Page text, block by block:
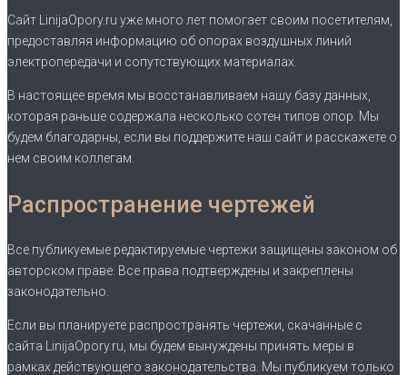
Сайт LinijaOpory.ru уже много лет помогает своим посетителям,
предоставляя информацию об опорах воздушных линий
электропередачи и сопутствующих материалах.
В настоящее время мы восстанавливаем нашу базу данных,
которая раньше содержала несколько сотен типов опор. Мы
будем благодарны, если вы поддержите наш сайт и расскажете о
нем своим коллегам.
Распространение чертежей
Все публикуемые редактируемые чертежи защищены законом об
авторском праве. Все права подтверждены и закреплены
законодательно.
Если вы планируете распространять чертежи, скачанные с
сайта LinijaOpory.ru, мы будем вынуждены принять меры в
рамках действующего законодательства. Мы публикуем только